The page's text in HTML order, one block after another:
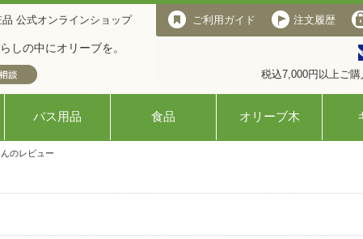
公式オンラインショップ
しの中にオリーブを。
ご利用ガイド 注文履歴
税込7,000円以上ご
バス用品 食品 オリーブ木
のレビュー